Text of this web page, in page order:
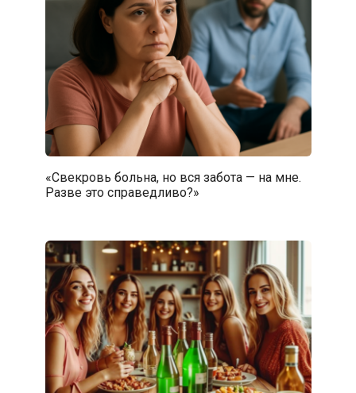
«Свекровь больна, но вся забота — на мне.
Разве это справедливо?»